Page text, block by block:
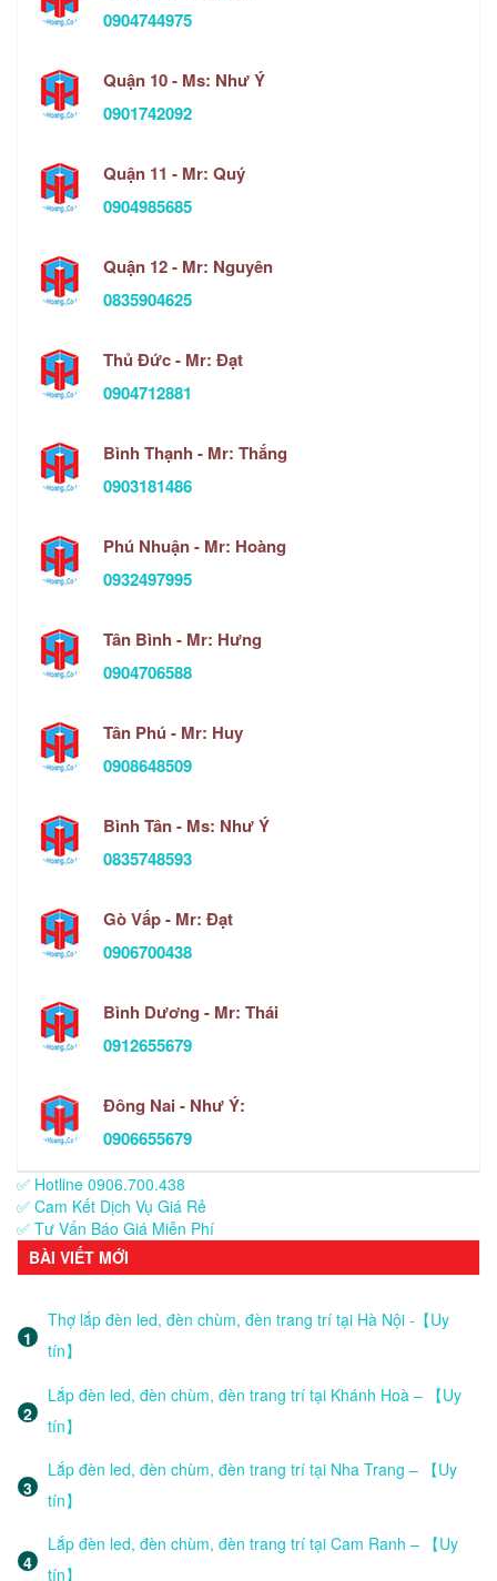
0904744975
Quận 10 - Ms: Như Ý
0901742092
Quận 11 - Mr: Quý
0904985685
Quận 12 - Mr: Nguyên
0835904625
Thủ Đức - Mr: Đạt
0904712881
Bình Thạnh - Mr: Thắng
0903181486
Phú Nhuận - Mr: Hoàng
0932497995
Tân Bình - Mr: Hưng
0904706588
Tân Phú - Mr: Huy
0908648509
Bình Tân - Ms: Như Ý
0835748593
Gò Vấp - Mr: Đạt
0906700438
Bình Dương - Mr: Thái
0912655679
Đông Nai - Như Ý:
0906655679
✅ Hotline 0906.700.438
✅ Cam Kết Dịch Vụ Giá Rẻ
✅ Tư Vấn Báo Giá Miễn Phí
BÀI VIẾT MỚI
Thợ lắp đèn led, đèn chùm, đèn trang trí tại Hà Nội -【Uy
tín】
Lắp đèn led, đèn chùm, đèn trang trí tại Khánh Hoà – 【Uy
tín】
Lắp đèn led, đèn chùm, đèn trang trí tại Nha Trang – 【Uy
tín】
Lắp đèn led, đèn chùm, đèn trang trí tại Cam Ranh – 【Uy
tín】